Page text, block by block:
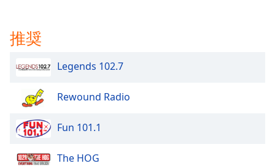
modal
window.
Beginning
dialog
window.
推奨
Legends 102.7
Rewound Radio
Fun 101.1
The HOG